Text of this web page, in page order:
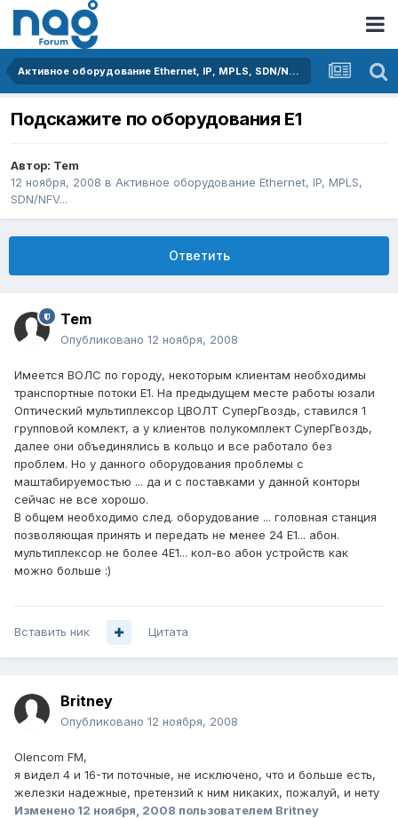
Активное оборудование Ethernet, IP, MPLS, SDN/NFV...
Подскажите по оборудования E1
Автор: Tem
12 ноября, 2008 в Активное оборудование Ethernet, IP, MPLS,
SDN/NFV...
Ответить
Tem
Опубликовано 12 ноября, 2008
Имеется ВОЛС по городу, некоторым клиентам необходимы
транспортные потоки Е1. На предыдущем месте работы юзали
Оптический мультиплексор ЦВОЛТ СуперГвоздь, ставился 1
групповой комлект, а у клиентов полукомплект СуперГвоздь,
далее они объединялись в кольцо и все работало без
проблем. Но у данного оборудования проблемы с
маштабируемостью ... да и с поставками у данной конторы
сейчас не все хорошо.
В общем необходимо след. оборудование ... головная станция
позволяющая принять и передать не менее 24 Е1... абон.
мультиплексор не более 4Е1... кол-во абон устройств как
можно больше :)
Вставить ник Цитата
Britney
Опубликовано 12 ноября, 2008
Olencom FM,
я видел 4 и 16-ти поточные, не исключено, что и больше есть,
железки надежные, претензий к ним никаких, пожалуй, и нету
Изменено 12 ноября, 2008 пользователем Britney